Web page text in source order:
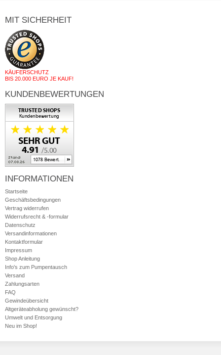
MIT SICHERHEIT
KÄUFERSCHUTZ
BIS 20.000 EURO JE KAUF!
KUNDENBEWERTUNGEN
INFORMATIONEN
Startseite
Geschäftsbedingungen
Vertrag widerrufen
Widerrufsrecht & -formular
Datenschutz
Versandinformationen
Kontaktformular
Impressum
Shop Anleitung
Info's zum Pumpentausch
Versand
Zahlungsarten
FAQ
Gewindeübersicht
Altgeräteabholung gewünscht?
Umwelt und Entsorgung
Neu im Shop!